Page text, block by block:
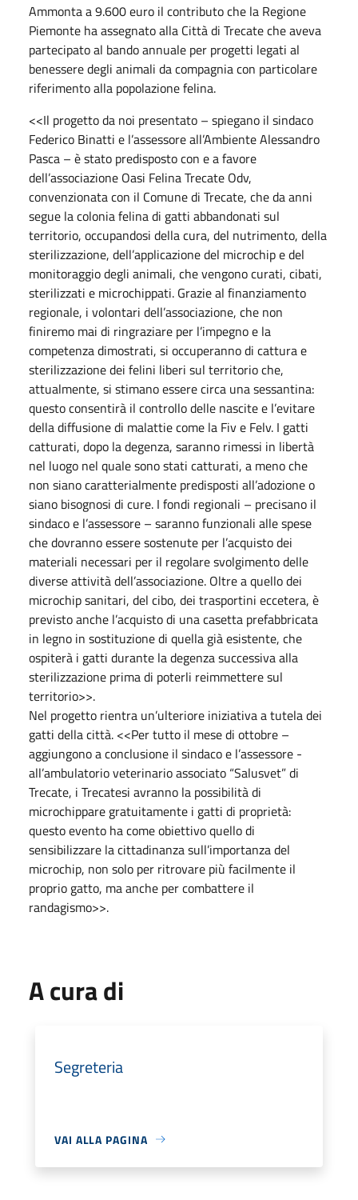
Ammonta a 9.600 euro il contributo che la Regione
Piemonte ha assegnato alla Città di Trecate che aveva
partecipato al bando annuale per progetti legati al
benessere degli animali da compagnia con particolare
riferimento alla popolazione felina.
<<Il progetto da noi presentato – spiegano il sindaco
Federico Binatti e l’assessore all’Ambiente Alessandro
Pasca – è stato predisposto con e a favore
dell’associazione Oasi Felina Trecate Odv,
convenzionata con il Comune di Trecate, che da anni
segue la colonia felina di gatti abbandonati sul
territorio, occupandosi della cura, del nutrimento, della
sterilizzazione, dell’applicazione del microchip e del
monitoraggio degli animali, che vengono curati, cibati,
sterilizzati e microchippati. Grazie al finanziamento
regionale, i volontari dell’associazione, che non
finiremo mai di ringraziare per l’impegno e la
competenza dimostrati, si occuperanno di cattura e
sterilizzazione dei felini liberi sul territorio che,
attualmente, si stimano essere circa una sessantina:
questo consentirà il controllo delle nascite e l’evitare
della diffusione di malattie come la Fiv e Felv. I gatti
catturati, dopo la degenza, saranno rimessi in libertà
nel luogo nel quale sono stati catturati, a meno che
non siano caratterialmente predisposti all’adozione o
siano bisognosi di cure. I fondi regionali – precisano il
sindaco e l’assessore – saranno funzionali alle spese
che dovranno essere sostenute per l’acquisto dei
materiali necessari per il regolare svolgimento delle
diverse attività dell’associazione. Oltre a quello dei
microchip sanitari, del cibo, dei trasportini eccetera, è
previsto anche l’acquisto di una casetta prefabbricata
in legno in sostituzione di quella già esistente, che
ospiterà i gatti durante la degenza successiva alla
sterilizzazione prima di poterli reimmettere sul
territorio>>.
Nel progetto rientra un’ulteriore iniziativa a tutela dei
gatti della città. <<Per tutto il mese di ottobre –
aggiungono a conclusione il sindaco e l’assessore -
all’ambulatorio veterinario associato “Salusvet” di
Trecate, i Trecatesi avranno la possibilità di
microchippare gratuitamente i gatti di proprietà:
questo evento ha come obiettivo quello di
sensibilizzare la cittadinanza sull’importanza del
microchip, non solo per ritrovare più facilmente il
proprio gatto, ma anche per combattere il
randagismo>>.
A cura di
Segreteria
VAI ALLA PAGINA